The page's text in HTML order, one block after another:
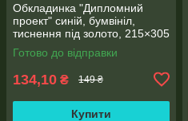
Обкладинка "Дипломний
проект" синій, бумвініл,
тиснення під золото, 215×305
мм, 20 мм корінець (1 шт)
Готово до відправки
134,10 ₴ 149 ₴
Купити